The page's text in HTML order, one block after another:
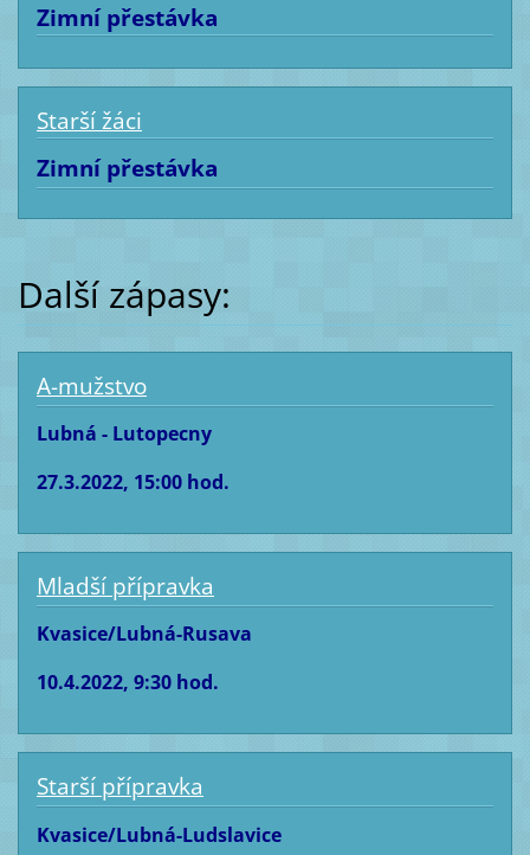
Zimní přestávka
Starší žáci
Zimní přestávka
Další zápasy:
A-mužstvo
Lubná - Lutopecny
27.3.2022, 15:00 hod.
Mladší přípravka
Kvasice/Lubná-Rusava
10.4.2022, 9:30 hod.
Starší přípravka
Kvasice/Lubná-Ludslavice